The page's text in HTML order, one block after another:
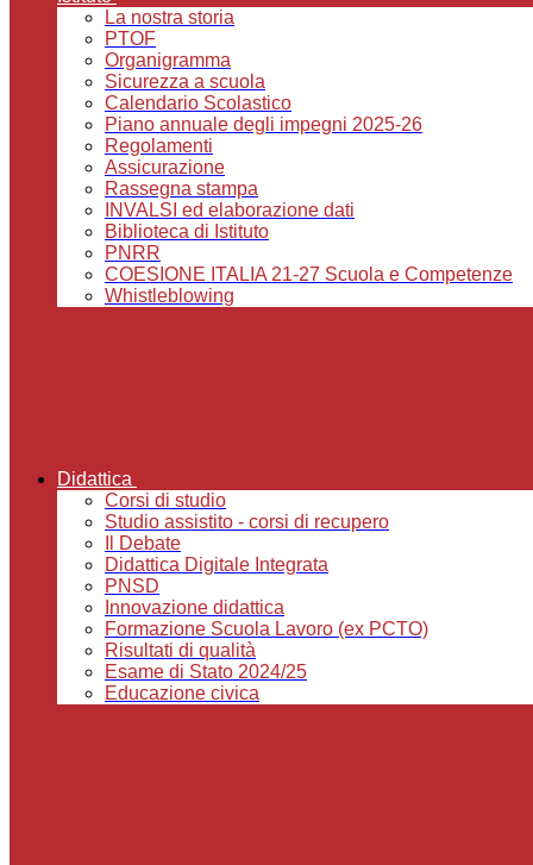
La nostra storia
PTOF
Organigramma
Sicurezza a scuola
Calendario Scolastico
Piano annuale degli impegni 2025-26
Regolamenti
Assicurazione
Rassegna stampa
INVALSI ed elaborazione dati
Biblioteca di Istituto
PNRR
COESIONE ITALIA 21-27 Scuola e Competenze
Whistleblowing
Didattica
Corsi di studio
Studio assistito - corsi di recupero
Il Debate
Didattica Digitale Integrata
PNSD
Innovazione didattica
Formazione Scuola Lavoro (ex PCTO)
Risultati di qualità
Esame di Stato 2024/25
Educazione civica